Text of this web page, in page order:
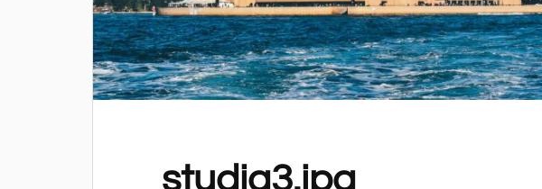
studia3.jpg